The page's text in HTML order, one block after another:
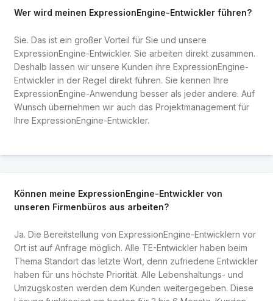
Wer wird meinen ExpressionEngine-Entwickler führen?
Sie. Das ist ein großer Vorteil für Sie und unsere
ExpressionEngine-Entwickler. Sie arbeiten direkt zusammen.
Deshalb lassen wir unsere Kunden ihre ExpressionEngine-
Entwickler in der Regel direkt führen. Sie kennen Ihre
ExpressionEngine-Anwendung besser als jeder andere. Auf
Wunsch übernehmen wir auch das Projektmanagement für
Ihre ExpressionEngine-Entwickler.
Können meine ExpressionEngine-Entwickler von
unseren Firmenbüros aus arbeiten?
Ja. Die Bereitstellung von ExpressionEngine-Entwicklern vor
Ort ist auf Anfrage möglich. Alle TE-Entwickler haben beim
Thema Standort das letzte Wort, denn zufriedene Entwickler
haben für uns höchste Priorität. Alle Lebenshaltungs- und
Umzugskosten werden dem Kunden weitergegeben. Diese